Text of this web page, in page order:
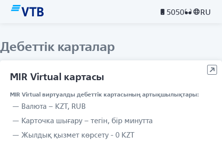
5050 RU
Дебеттік карталар
MIR Virtual картасы
MIR Virtual виртуалды дебеттік картасының артықшылықтары:
Валюта – KZT, RUB
Карточка шығару – тегін, бір минутта
Жылдық қызмет көрсету - 0 KZT